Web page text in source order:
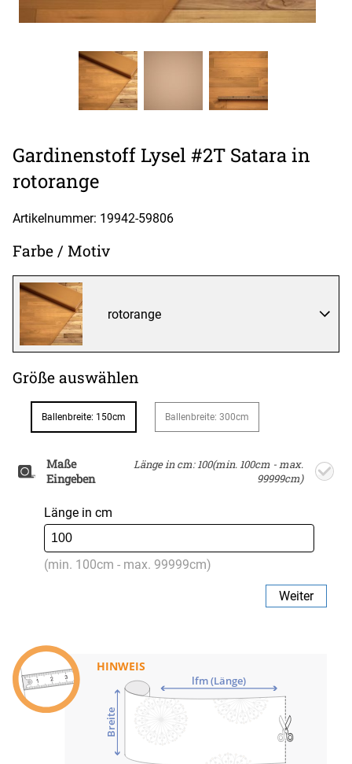
Gardinenstoff Lysel #2T Satara in
rotorange
Artikelnummer: 19942-59806
Farbe / Motiv
rotorange
Größe auswählen
Ballenbreite: 150cm Ballenbreite: 300cm
Maße
Eingeben
Länge in cm: 100(min. 100cm - max.
99999cm)
Länge in cm
(min. 100cm - max. 99999cm)
Weiter
lfm (Länge)
Breite
HINWEIS